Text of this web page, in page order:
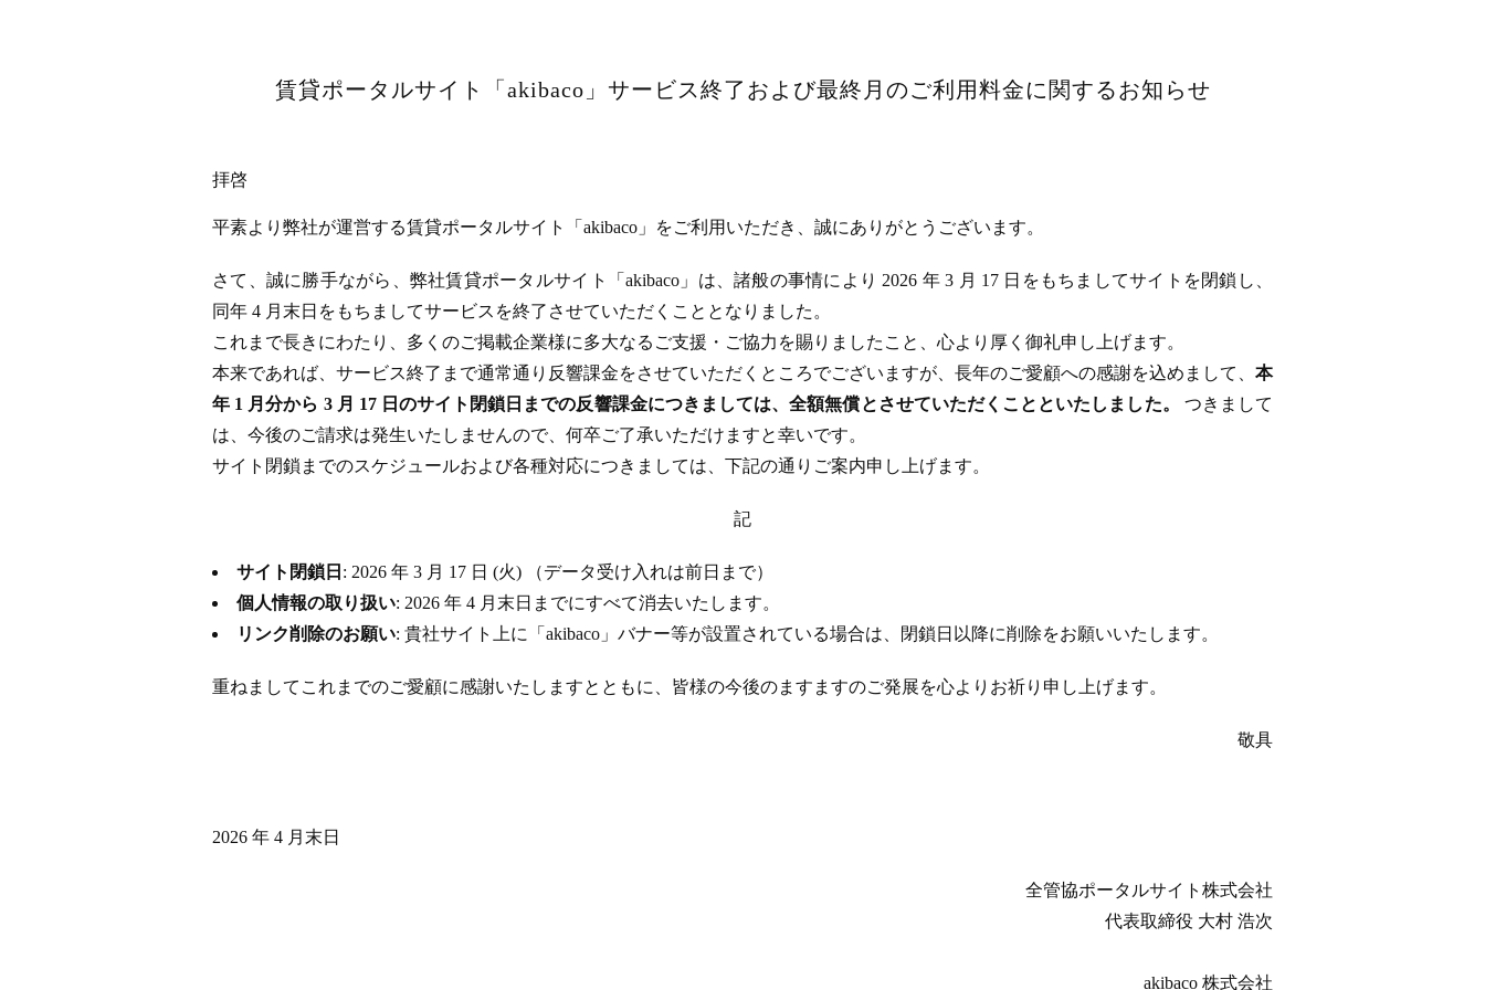
賃貸ポータルサイト「akibaco」サービス終了および最終月のご利用料金に関するお知らせ
拝啓
平素より弊社が運営する賃貸ポータルサイト「akibaco」をご利用いただき、誠にありがとうございます。
さて、誠に勝手ながら、弊社賃貸ポータルサイト「akibaco」は、諸般の事情により 2026 年 3 月 17 日をもちましてサイトを閉鎖し、
同年 4 月末日をもちましてサービスを終了させていただくこととなりました。
これまで長きにわたり、多くのご掲載企業様に多大なるご支援・ご協力を賜りましたこと、心より厚く御礼申し上げます。
本来であれば、サービス終了まで通常通り反響課金をさせていただくところでございますが、長年のご愛顧への感謝を込めまして、 本
年 1 月分から 3 月 17 日のサイト閉鎖日までの反響課金につきましては、全額無償とさせていただくことといたしました。 つきまして
は、今後のご請求は発生いたしませんので、何卒ご了承いただけますと幸いです。
サイト閉鎖までのスケジュールおよび各種対応につきましては、下記の通りご案内申し上げます。
記
サイト閉鎖日 : 2026 年 3 月 17 日 (火) （データ受け入れは前日まで）
個人情報の取り扱い: 2026 年 4 月末日までにすべて消去いたします。
リンク削除のお願い: 貴社サイト上に「akibaco」バナー等が設置されている場合は、閉鎖日以降に削除をお願いいたします。
重ねましてこれまでのご愛顧に感謝いたしますとともに、皆様の今後のますますのご発展を心よりお祈り申し上げます。
敬具
2026 年 4 月末日
全管協ポータルサイト株式会社
代表取締役 大村 浩次
akibaco 株式会社